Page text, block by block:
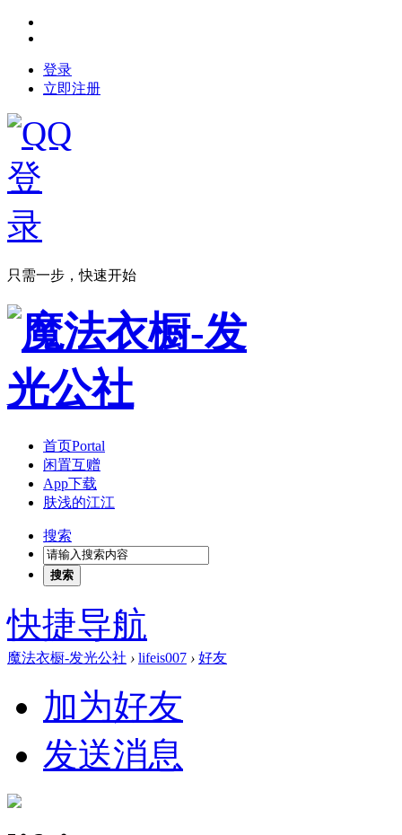
登录
立即注册
只需一步，快速开始
首页Portal
闲置互赠
App下载
肤浅的江江
搜索
搜索
快捷导航
魔法衣橱-发光公社 › lifeis007 › 好友
加为好友
发送消息